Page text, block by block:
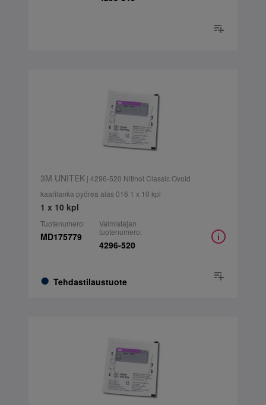
3M UNITEK| 4296-520 Nitinol Classic Ovoid
kaarilanka pyöreä alas 016 1 x 10 kpl
1 x 10 kpl
Tuotenumero:
MD175779
Tehdastilaustuote
Valmistajan
tuotenumero:
4296-520